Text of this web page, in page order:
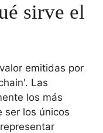
sirve el
emitidas por
Las
los más
ser los únicos